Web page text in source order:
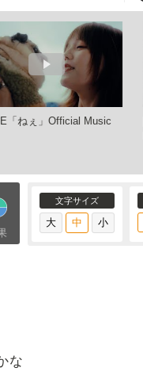
「ねぇ」Official Music
文字サイズ
な